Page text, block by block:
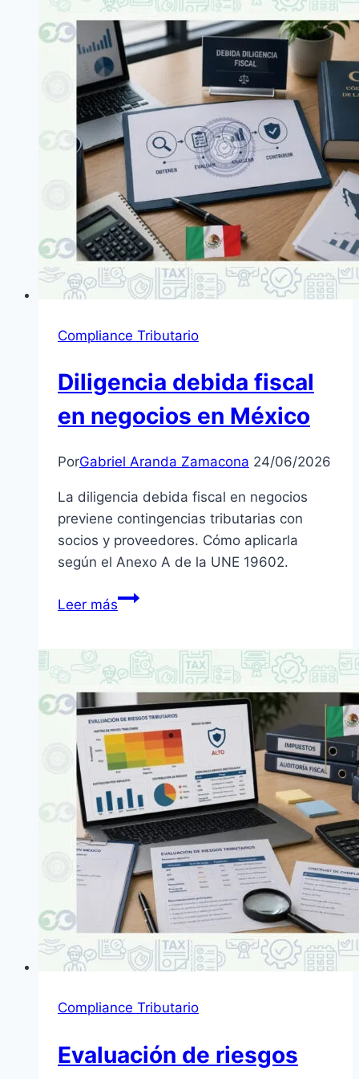
Compliance Tributario
Diligencia debida fiscal
en negocios en México
PorGabriel Aranda Zamacona 24/06/2026
La diligencia debida fiscal en negocios
previene contingencias tributarias con
socios y proveedores. Cómo aplicarla
según el Anexo A de la UNE 19602.
Leer másDiligencia
negocios
en
México
Compliance Tributario
Evaluación de riesgos